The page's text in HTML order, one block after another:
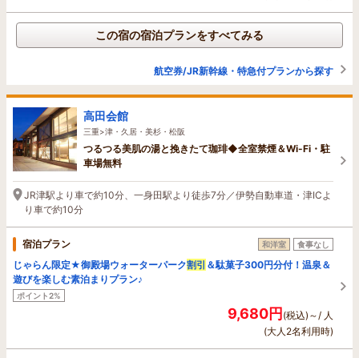
この宿の宿泊プランをすべてみる
航空券/JR新幹線・特急付プランから探す
高田会館
三重>津・久居・美杉・松阪
つるつる美肌の湯と挽きたて珈琲◆全室禁煙＆Wi-Fi・駐
車場無料
JR津駅より車で約10分、一身田駅より徒歩7分／伊勢自動車道・津ICよ
り車で約10分
宿泊プラン 和洋室 食事なし
じゃらん限定★御殿場ウォーターパーク割引 ＆駄菓子300円分付！温泉＆
遊びを楽しむ素泊まりプラン♪
ポイント2%
9,680円(税込)～/ 人
(大人2名利用時)